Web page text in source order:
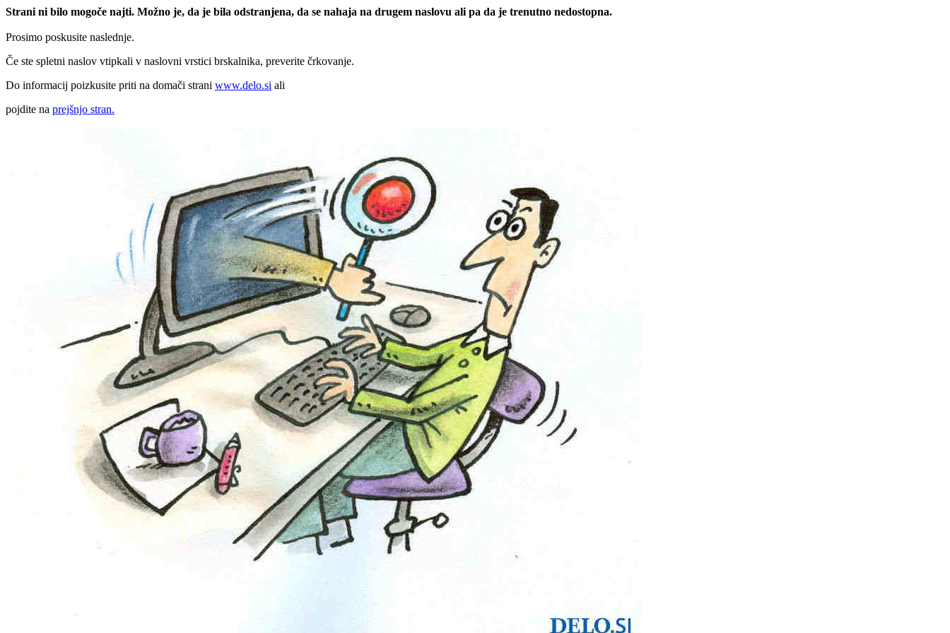
Strani ni bilo mogoče najti. Možno je, da je bila odstranjena, da se nahaja na drugem naslovu ali pa da je trenutno nedostopna.
Prosimo poskusite naslednje.
Če ste spletni naslov vtipkali v naslovni vrstici brskalnika, preverite črkovanje.
Do informacij poizkusite priti na domači strani www.delo.si ali
pojdite na prejšnjo stran.